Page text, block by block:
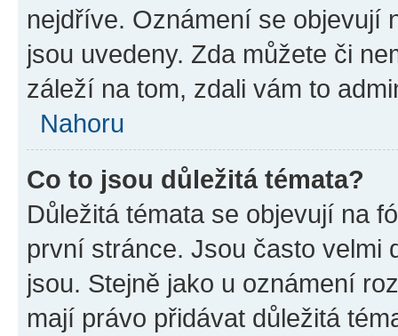
nejdříve. Oznámení se objevují
jsou uvedeny. Zda můžete či
záleží na tom, zdali vám to
Nahoru
Co to jsou důležitá témata?
Důležitá témata se objevují na
první stránce. Jsou často velmi
jsou. Stejně jako u oznámení
mají právo přidávat důležitá